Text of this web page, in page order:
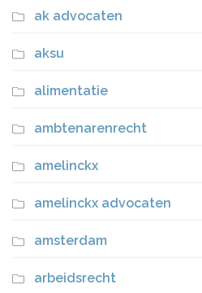
ak advocaten
aksu
alimentatie
ambtenarenrecht
amelinckx
amelinckx advocaten
amsterdam
arbeidsrecht